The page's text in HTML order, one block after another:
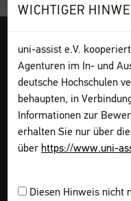
WICHTIGER
uni-assist e.V.
Agenturen im In- und
deutsche Hochschulen
behaupten, in
Informationen zur
erhalten Sie nur über
über https://www.uni-
Diesen Hinweis nicht
Impressum AGB
Kontakt